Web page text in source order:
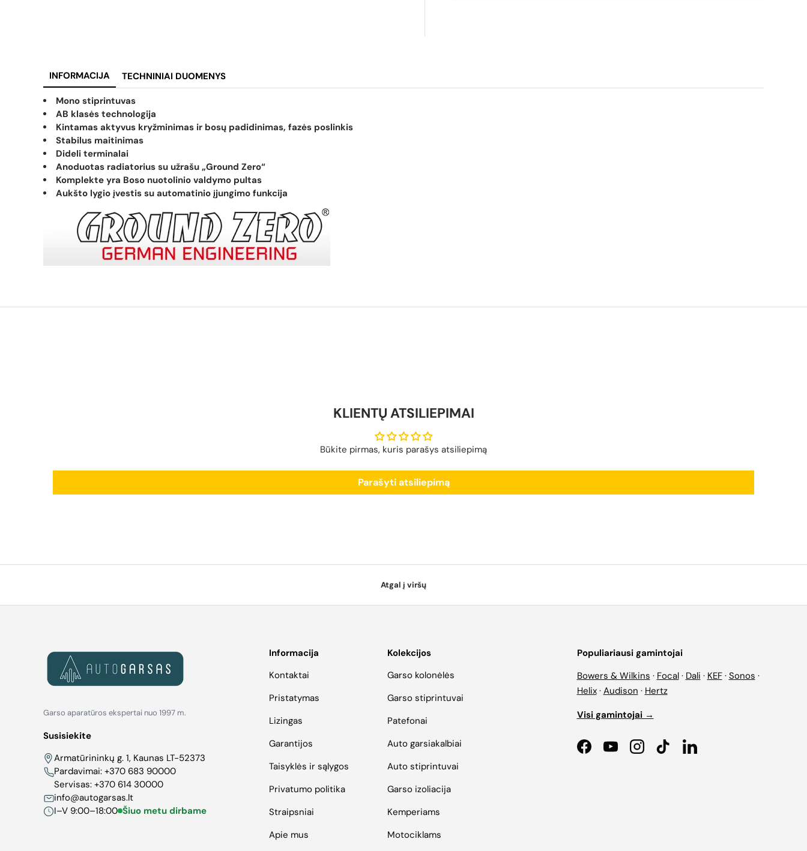
INFORMACIJA TECHNINIAI DUOMENYS
Mono stiprintuvas
AB klasės technologija
Kintamas aktyvus kryžminimas ir bosų padidinimas, fazės poslinkis
Stabilus maitinimas
Dideli terminalai
Anoduotas radiatorius su užrašu „Ground Zero“
Komplekte yra Boso nuotolinio valdymo pultas
Aukšto lygio įvestis su automatinio įjungimo funkcija
KLIENTŲ ATSILIEPIMAI
Būkite pirmas, kuris parašys atsiliepimą
Parašyti atsiliepimą
Atgal į viršų
Garso aparatūros ekspertai nuo 1997 m.
Susisiekite
Armatūrininkų g. 1, Kaunas LT-52373
Pardavimai: +370 683 90000
Servisas: +370 614 30000
info@autogarsas.lt
I–V 9:00–18:00 Šiuo metu dirbame
Informacija
Kontaktai
Pristatymas
Lizingas
Garantijos
Taisyklės ir sąlygos
Privatumo politika
Straipsniai
Apie mus
Kolekcijos
Garso kolonėlės
Garso stiprintuvai
Patefonai
Auto garsiakalbiai
Auto stiprintuvai
Garso izoliacija
Kemperiams
Motociklams
Populiariausi gamintojai
Bowers & Wilkins · Focal· Dali · KEF· Sonos ·
Helix· Audison · Hertz
Visi gamintojai →
FacebookYouTubeInstagramTikTokLinkedIn